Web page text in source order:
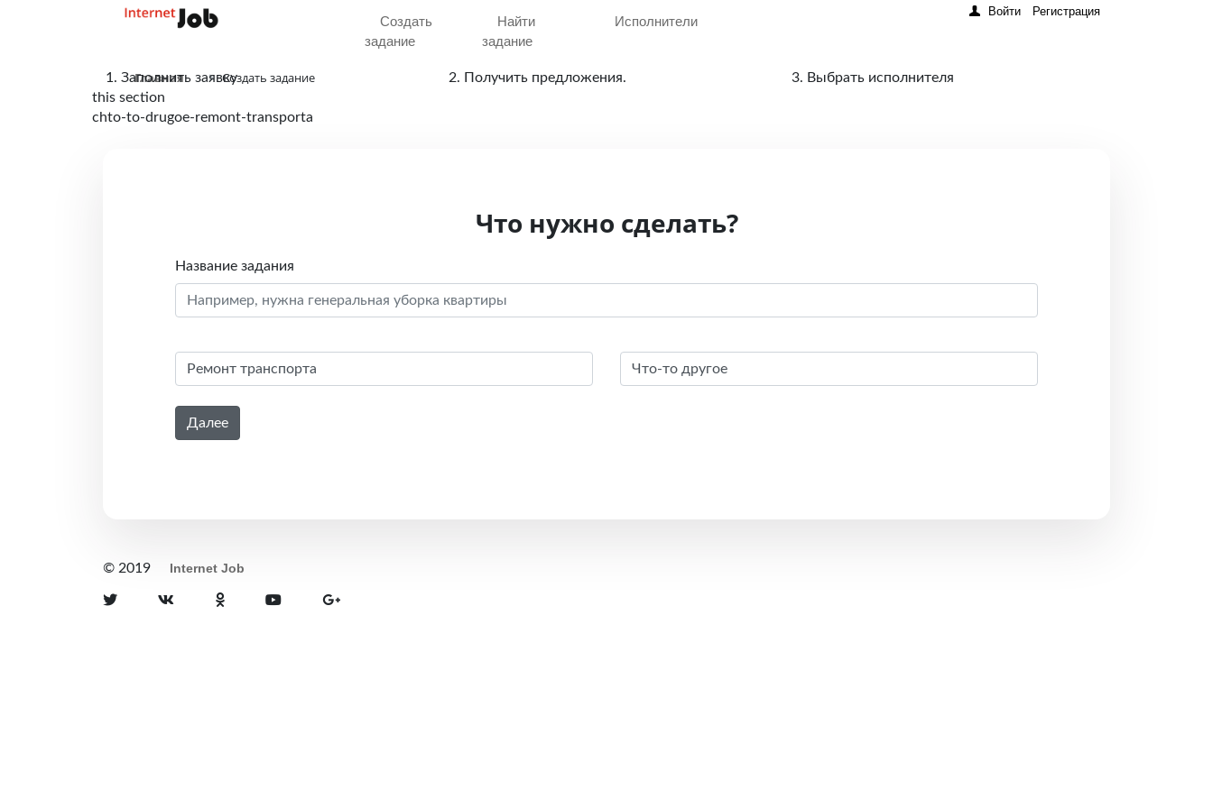
Создать
задание
Найти
задание
Исполнители
Войти Регистрация
Главная Создать задание
1. Заполнить заявку 2. Получить предложения.
3. Выбрать исполнителя
this section
chto-to-drugoe-remont-transporta
Что нужно сделать?
Название задания
Далее
© 2019 Internet Job